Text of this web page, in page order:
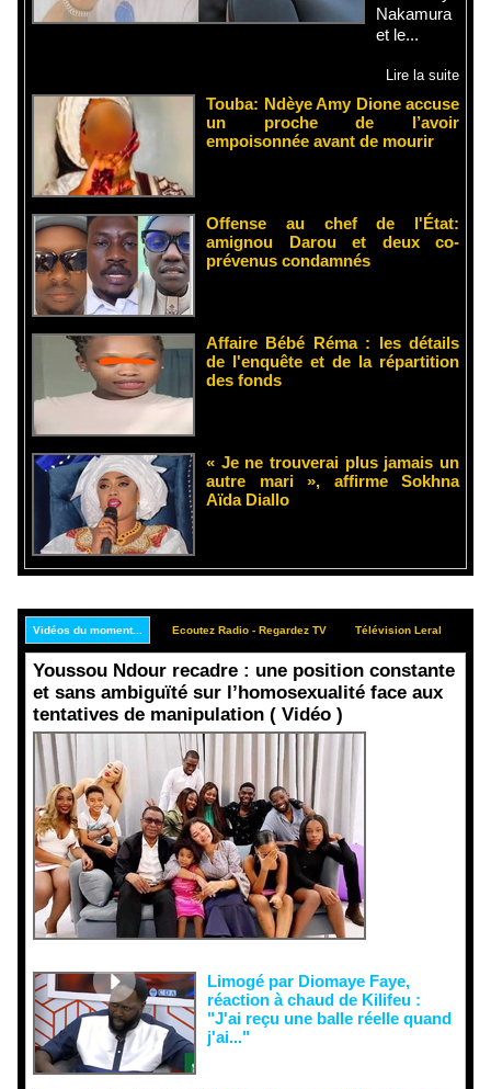
Nakamura
et le...
Lire la suite
Touba: Ndèye Amy Dione accuse
un proche de l’avoir
empoisonnée avant de mourir
Offense au chef de l'État:
amignou Darou et deux co-
prévenus condamnés
Affaire Bébé Réma : les détails
de l'enquête et de la répartition
des fonds
« Je ne trouverai plus jamais un
autre mari », affirme Sokhna
Aïda Diallo
Vidéos du moment... Ecoutez Radio - Regardez TV Télévision Leral
Youssou Ndour recadre : une position constante
et sans ambiguïté sur l’homosexualité face aux
tentatives de manipulation ( Vidéo )
Limogé par Diomaye Faye,
réaction à chaud de Kilifeu :
"J'ai reçu une balle réelle quand
j'ai..."